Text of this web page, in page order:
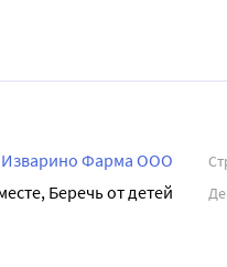
Изварино Фарма ООО
Беречь от детей